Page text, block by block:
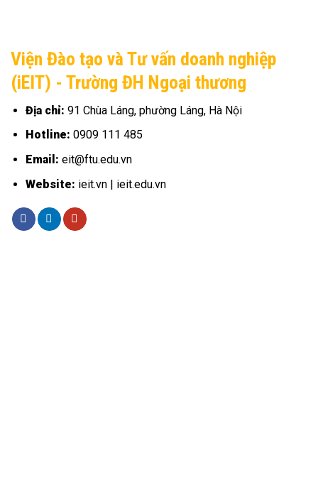
Viện Đào tạo và Tư vấn doanh nghiệp
(iEIT) - Trường ĐH Ngoại thương
Địa chỉ: 91 Chùa Láng, phường Láng, Hà Nội
Hotline: 0909 111 485
Email: eit@ftu.edu.vn
Website: ieit.vn | ieit.edu.vn